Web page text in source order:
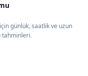
günlük, saatlik ve uzun
tahminleri.